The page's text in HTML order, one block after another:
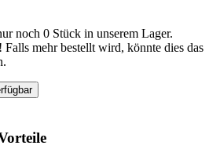
noch 0 Stück in unserem Lager.
mehr bestellt wird, könnte dies das